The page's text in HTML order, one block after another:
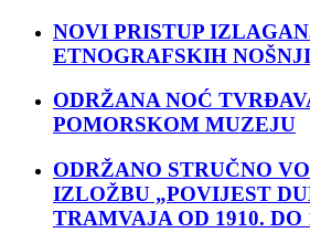
NOVI PRISTUP
ETNOGRAFSKIH NOŠNJI
ODRŽANA NOĆ
POMORSKOM MUZEJU
ODRŽANO STRUČNO
IZLOŽBU „POVIJEST
TRAMVAJA OD 1910. DO